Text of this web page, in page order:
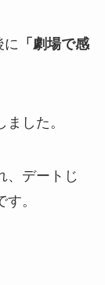
に 「劇場で感
ました。
、デートじ
。